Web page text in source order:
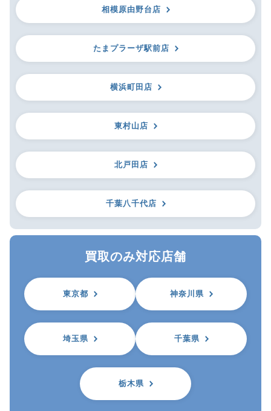
相模原由野台店
たまプラーザ駅前店
横浜町田店
東村山店
北戸田店
千葉八千代店
買取のみ対応店舗
東京都 神奈川県
埼玉県 千葉県
栃木県